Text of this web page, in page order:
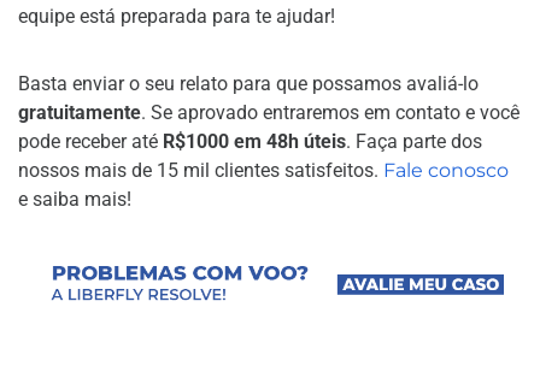
equipe está preparada para te ajudar!
Basta enviar o seu relato para que possamos avaliá-lo
gratuitamente. Se aprovado entraremos em contato e você
pode receber até R$1000 em 48h úteis. Faça parte dos
nossos mais de 15 mil clientes satisfeitos. Fale conosco
e saiba mais!